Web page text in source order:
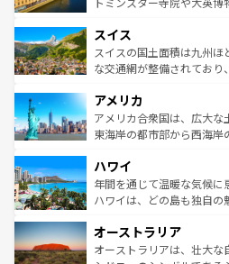
れる地方に足を運ぶとそれ
きるだろう。 なお
を参照してほしい。
は、お酒好きな人にはぜひ体験して
ドイツ情報はコンテンツ一
リアごとに異なる魅力があ
ティー、ビール好きには
戦など、本場だからこそで
ンツ一覧を参照してほしい。
スイス
スイスの国土面積は九州
な交通網が整備されており
の建物がそのまま残る町や
博物館もあり、アルプス観
ことができる。国民の所得
ば市内交通費無料で観光を楽し
着のスイス情報はコンテン
アメリカ
アメリカ合衆国は、広大な
東海岸の都市部から西海岸
のような巨大都市は、観光
ンメントが詰まった刺激的
西部には大自然が広がり
部のニューオーリンズでは
文化が魅力。旅行者はアメ
ハワイ
年間を通じて温暖な気候に
ハワイは、どの島も独自の
ワイ島は見逃せない。また
島だが、静かな自然を求め
オーストラリア
オーストラリアは、壮大な